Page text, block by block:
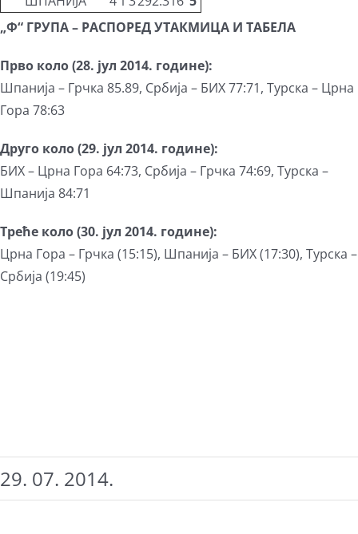
„Ф“ ГРУПА – РАСПОРЕД УТАКМИЦА И ТАБЕЛА
Прво коло (28. јул 2014. године):
Шпанија – Грчка 85.89, Србија – БИХ 77:71, Турска – Црна
Гора 78:63
Друго коло (29. јул 2014. године):
БИХ – Црна Гора 64:73, Србија – Грчка 74:69, Турска –
Шпанија 84:71
Треће коло (30. јул 2014. године):
Црна Гора – Грчка (15:15), Шпанија – БИХ (17:30), Турска –
Србија (19:45)
29. 07. 2014.